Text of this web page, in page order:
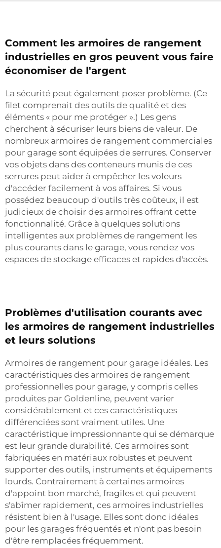
Comment les armoires de rangement
industrielles en gros peuvent vous faire
économiser de l'argent
La sécurité peut également poser problème. (Ce
filet comprenait des outils de qualité et des
éléments « pour me protéger ».) Les gens
cherchent à sécuriser leurs biens de valeur. De
nombreux armoires de rangement commerciales
pour garage sont équipées de serrures. Conserver
vos objets dans des conteneurs munis de ces
serrures peut aider à empêcher les voleurs
d'accéder facilement à vos affaires. Si vous
possédez beaucoup d'outils très coûteux, il est
judicieux de choisir des armoires offrant cette
fonctionnalité. Grâce à quelques solutions
intelligentes aux problèmes de rangement les
plus courants dans le garage, vous rendez vos
espaces de stockage efficaces et rapides d'accès.
Problèmes d'utilisation courants avec
les armoires de rangement industrielles
et leurs solutions
Armoires de rangement pour garage idéales. Les
caractéristiques des armoires de rangement
professionnelles pour garage, y compris celles
produites par Goldenline, peuvent varier
considérablement et ces caractéristiques
différenciées sont vraiment utiles. Une
caractéristique impressionnante qui se démarque
est leur grande durabilité. Ces armoires sont
fabriquées en matériaux robustes et peuvent
supporter des outils, instruments et équipements
lourds. Contrairement à certaines armoires
d'appoint bon marché, fragiles et qui peuvent
s'abîmer rapidement, ces armoires industrielles
résistent bien à l'usage. Elles sont donc idéales
pour les garages fréquentés et n'ont pas besoin
d'être remplacées fréquemment.